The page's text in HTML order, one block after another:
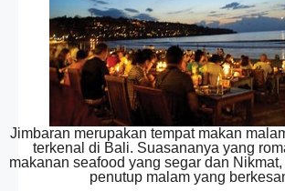
Jimbaran merupakan tempat makan
terkenal di Bali. Suasananya yang
makanan seafood yang segar dan
penutup malam yang